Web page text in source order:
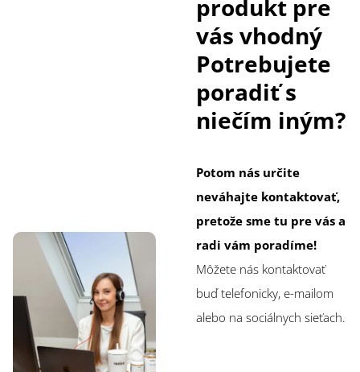
produkt pre
vás vhodný
Potrebujete
poradiť s
niečím iným?
Potom nás určite
neváhajte kontaktovať,
pretože sme tu pre vás a
radi vám poradíme!
Môžete nás kontaktovať
buď telefonicky, e-mailom
alebo na sociálnych sieťach.